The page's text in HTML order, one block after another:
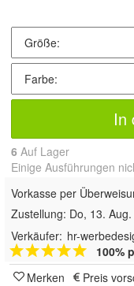
In
6 Auf Lager
Einige Ausführungen
Vorkasse per
Zustellung: Do, 13.
Verkäufer: hr-
100%
Merken
Preis